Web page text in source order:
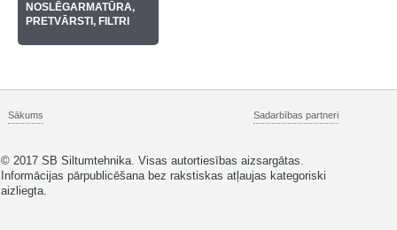
NOSLĒGARMATŪRA,
PRETVĀRSTI, FILTRI
Sākums Sadarbības partneri
© 2017 SB Siltumtehnika. Visas autortiesības aizsargātas.
Informācijas pārpublicēšana bez rakstiskas atļaujas kategoriski
aizliegta.